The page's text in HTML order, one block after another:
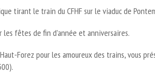
tirant le train du CFHF sur le viaduc de
les fêtes de fin d’année et anniversaires.
Forez pour les amoureux des trains, vous